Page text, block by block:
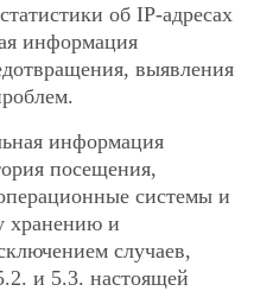
об IP-адресах
информация
выявления
информация
посещения,
системы и
хранению и
случаев,
и 5.3. настоящей